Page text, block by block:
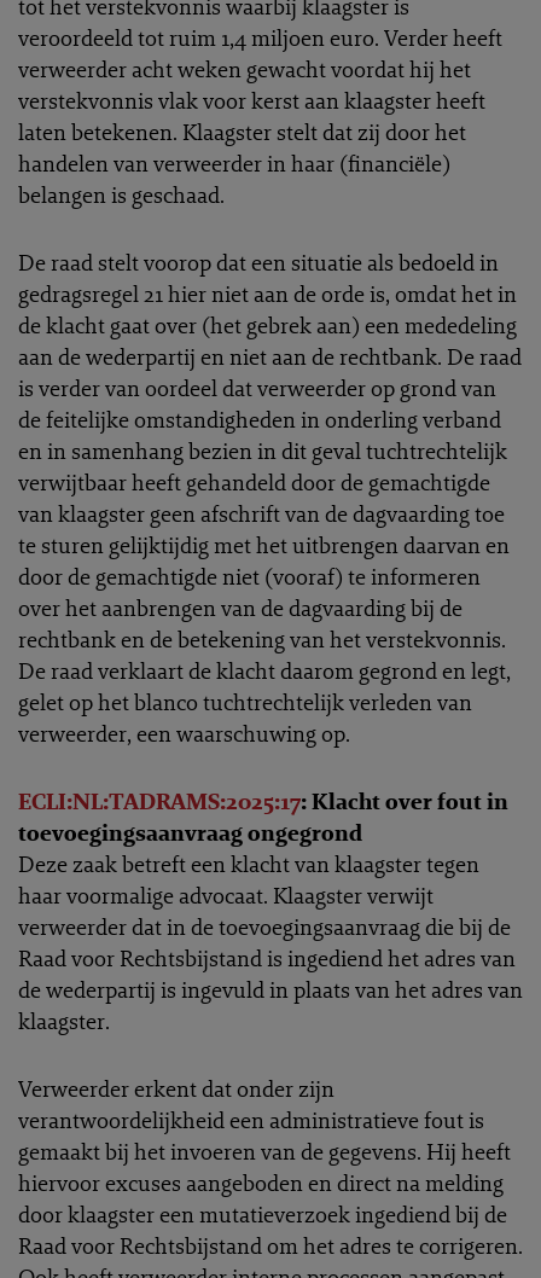
tot het verstekvonnis waarbij klaagster is
veroordeeld tot ruim 1,4 miljoen euro. Verder heeft
verweerder acht weken gewacht voordat hij het
verstekvonnis vlak voor kerst aan klaagster heeft
laten betekenen. Klaagster stelt dat zij door het
handelen van verweerder in haar (financiële)
belangen is geschaad.
De raad stelt voorop dat een situatie als bedoeld in
gedragsregel 21 hier niet aan de orde is, omdat het in
de klacht gaat over (het gebrek aan) een mededeling
aan de wederpartij en niet aan de rechtbank. De raad
is verder van oordeel dat verweerder op grond van
de feitelijke omstandigheden in onderling verband
en in samenhang bezien in dit geval tuchtrechtelijk
verwijtbaar heeft gehandeld door de gemachtigde
van klaagster geen afschrift van de dagvaarding toe
te sturen gelijktijdig met het uitbrengen daarvan en
door de gemachtigde niet (vooraf) te informeren
over het aanbrengen van de dagvaarding bij de
rechtbank en de betekening van het verstekvonnis.
De raad verklaart de klacht daarom gegrond en legt,
gelet op het blanco tuchtrechtelijk verleden van
verweerder, een waarschuwing op.
ECLI:NL:TADRAMS:2025:17: Klacht over fout in
toevoegingsaanvraag ongegrond
Deze zaak betreft een klacht van klaagster tegen
haar voormalige advocaat. Klaagster verwijt
verweerder dat in de toevoegingsaanvraag die bij de
Raad voor Rechtsbijstand is ingediend het adres van
de wederpartij is ingevuld in plaats van het adres van
klaagster.
Verweerder erkent dat onder zijn
verantwoordelijkheid een administratieve fout is
gemaakt bij het invoeren van de gegevens. Hij heeft
hiervoor excuses aangeboden en direct na melding
door klaagster een mutatieverzoek ingediend bij de
Raad voor Rechtsbijstand om het adres te corrigeren.